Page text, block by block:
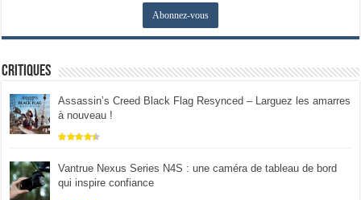
Critiques
Assassin’s Creed Black Flag Resynced – Larguez les amarres
à nouveau !
Vantrue Nexus Series N4S : une caméra de tableau de bord
qui inspire confiance